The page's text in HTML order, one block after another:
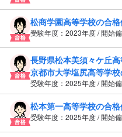
松商学園高等学校の合
受験年度：2023年度 / 開始
長野県松本美須々ケ丘
京都市大学塩尻高等学
受験年度：2025年度 / 開始
松本第一高等学校の合
受験年度：2025年度 / 開始